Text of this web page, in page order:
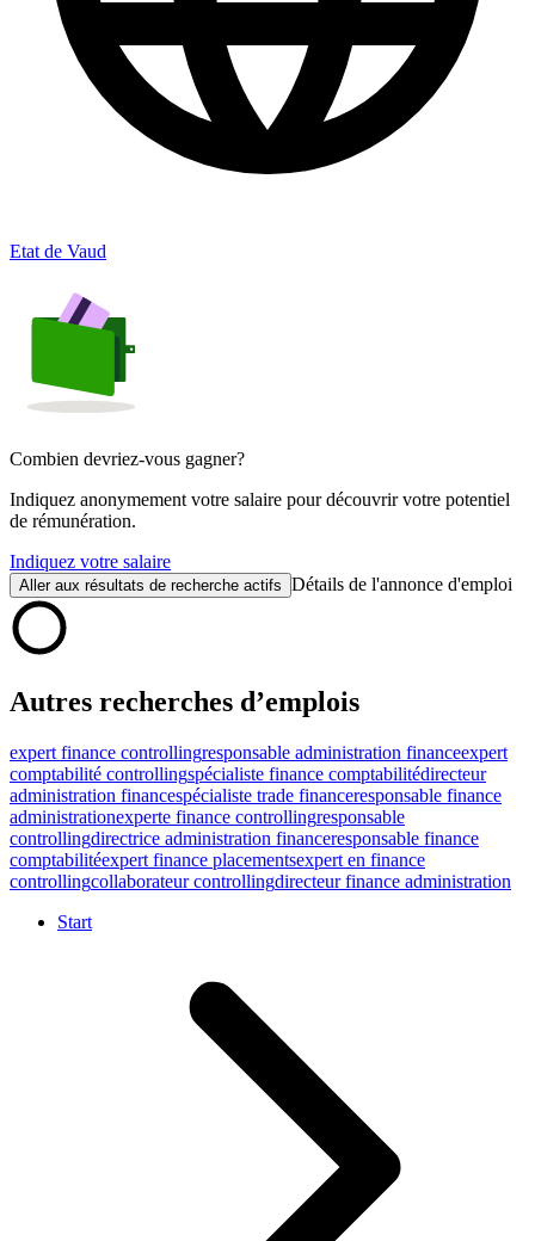
Etat de Vaud
Combien devriez-vous gagner?
Indiquez anonymement votre salaire pour découvrir votre potentiel
de rémunération.
Indiquez votre salaire
Aller aux résultats de recherche actifs Détails de l'annonce d'emploi
Autres recherches d’emplois
expert finance controllingresponsable administration financeexpert
comptabilité controllingspécialiste finance comptabilitédirecteur
administration financespécialiste trade financeresponsable finance
administrationexperte finance controllingresponsable
controllingdirectrice administration financeresponsable finance
comptabilitéexpert finance placementsexpert en finance
controllingcollaborateur controllingdirecteur finance administration
Start